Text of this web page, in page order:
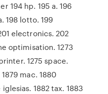
194 hp. 195 a. 196
198 lotto. 199
electronics. 202
optimisation. 1273
1275 space.
1879 mac. 1880
1882 tax. 1883